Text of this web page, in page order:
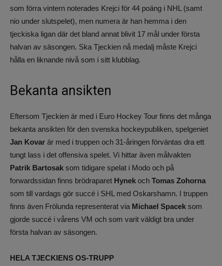
som förra vintern noterades Krejci för 44 poäng i NHL (samt
nio under slutspelet), men numera är han hemma i den
tjeckiska ligan där det bland annat blivit 17 mål under första
halvan av säsongen. Ska Tjeckien nå medalj måste Krejci
hålla en liknande nivå som i sitt klubblag.
Bekanta ansikten
Eftersom Tjeckien är med i Euro Hockey Tour finns det många
bekanta ansikten för den svenska hockeypubliken, spelgeniet
Jan Kovar är med i truppen och 31-åringen förväntas dra ett
tungt lass i det offensiva spelet. Vi hittar även målvakten
Patrik Bartosak som tidigare spelat i Modo och på
forwardssidan finns brödraparet Hynek och Tomas Zohorna
som till vardags gör succé i SHL med Oskarshamn. I truppen
finns även Frölunda representerat via Michael Spacek som
gjorde succé i vårens VM och som varit väldigt bra under
första halvan av säsongen.
HELA TJECKIENS OS-TRUPP